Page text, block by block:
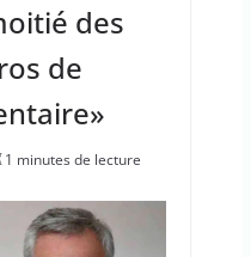
des
de
1 minutes de lecture